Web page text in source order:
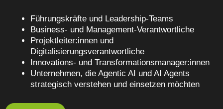
Führungskräfte und Leadership‑Teams
Business‑ und Management‑Verantwortliche
Projektleiter:innen und
Digitalisierungsverantwortliche
Innovations‑ und Transformationsmanager:innen
Unternehmen, die Agentic AI und AI Agents
strategisch verstehen und einsetzen möchten